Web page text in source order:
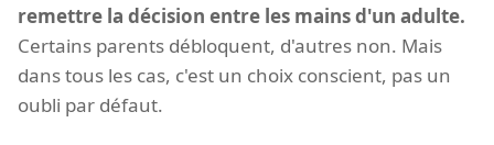
remettre la décision entre les mains d'un adulte.
Certains parents débloquent, d'autres non. Mais
dans tous les cas, c'est un choix conscient, pas un
oubli par défaut.